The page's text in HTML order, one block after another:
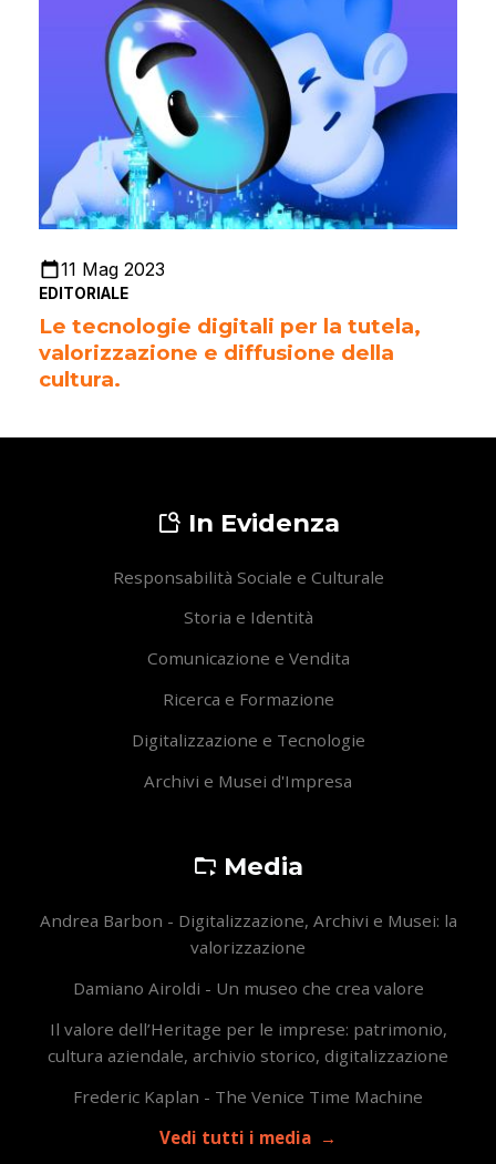
11 Mag 2023
EDITORIALE
Le tecnologie digitali per la tutela,
valorizzazione e diffusione della
cultura.
In Evidenza
Responsabilità Sociale e Culturale
Storia e Identità
Comunicazione e Vendita
Ricerca e Formazione
Digitalizzazione e Tecnologie
Archivi e Musei d'Impresa
Media
Andrea Barbon - Digitalizzazione, Archivi e Musei: la
valorizzazione
Damiano Airoldi - Un museo che crea valore
Il valore dell’Heritage per le imprese: patrimonio,
cultura aziendale, archivio storico, digitalizzazione
Frederic Kaplan - The Venice Time Machine
Vedi tutti i media